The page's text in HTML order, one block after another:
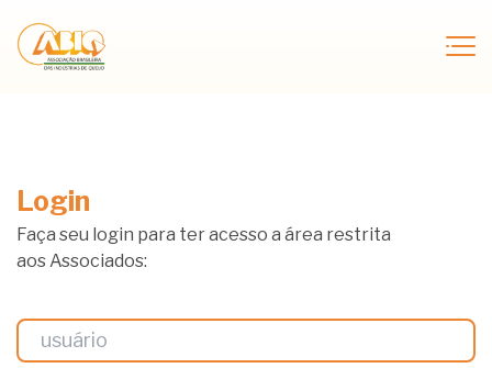
Login
Faça seu login para ter acesso a área restrita
aos Associados: